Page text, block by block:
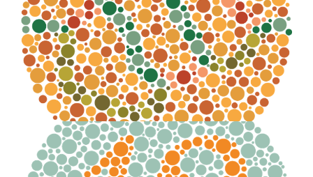
Numero distinguibile:
nessuno